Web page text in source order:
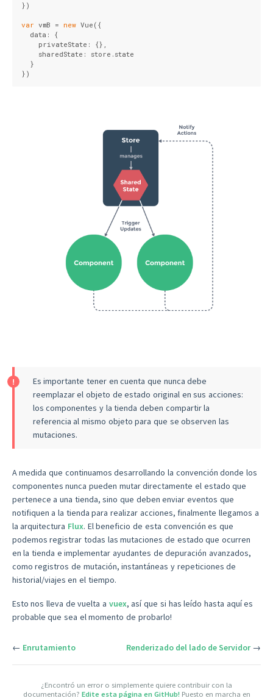
})
var vmB = new Vue({
  data: {
    privateState: {},
    sharedState: store.state
  }
})
Es importante tener en cuenta que nunca debe
reemplazar el objeto de estado original en sus acciones:
los componentes y la tienda deben compartir la
referencia al mismo objeto para que se observen las
mutaciones.
A medida que continuamos desarrollando la convención donde los
componentes nunca pueden mutar directamente el estado que
pertenece a una tienda, sino que deben enviar eventos que
notifiquen a la tienda para realizar acciones, finalmente llegamos a
la arquitectura Flux. El beneficio de esta convención es que
podemos registrar todas las mutaciones de estado que ocurren
en la tienda e implementar ayudantes de depuración avanzados,
como registros de mutación, instantáneas y repeticiones de
historial/viajes en el tiempo.
Esto nos lleva de vuelta a vuex, así que si has leído hasta aquí es
probable que sea el momento de probarlo!
← Enrutamiento Renderizado del lado de Servidor→
¿Encontró un error o simplemente quiere contribuir con la
documentación? Edite esta página en GitHub! Puesto en marcha en